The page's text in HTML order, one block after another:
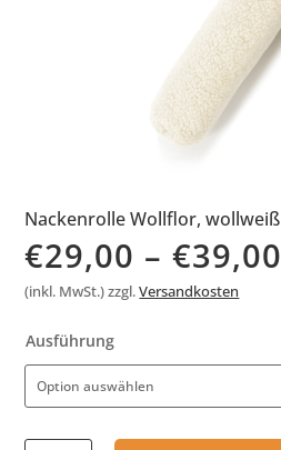
Nackenrolle Wollflor, wollweiß
€29,00 –€39,00
(inkl. MwSt.) zzgl.Versandkosten
Ausführung